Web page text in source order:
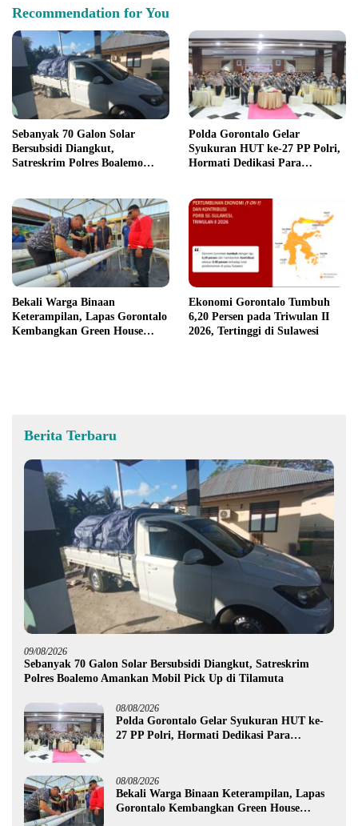
Recommendation for You
Sebanyak 70 Galon Solar
Bersubsidi Diangkut,
Satreskrim Polres Boalemo
Polda Gorontalo Gelar
Syukuran HUT ke-27 PP Polri,
Hormati Dedikasi Para
Bekali Warga Binaan
Keterampilan, Lapas Gorontalo
Kembangkan Green House
Ekonomi Gorontalo Tumbuh
6,20 Persen pada Triwulan II
2026, Tertinggi di Sulawesi
Berita Terbaru
09/08/2026
Sebanyak 70 Galon Solar Bersubsidi Diangkut, Satreskrim
Polres Boalemo Amankan Mobil Pick Up di Tilamuta
08/08/2026
Polda Gorontalo Gelar Syukuran HUT ke-
27 PP Polri, Hormati Dedikasi Para
08/08/2026
Bekali Warga Binaan Keterampilan, Lapas
Gorontalo Kembangkan Green House